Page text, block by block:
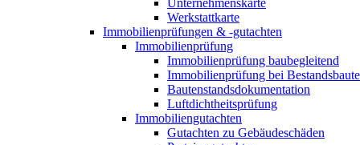
Werkstattkarte
Immobilienprüfungen & -gutachten
Immobilienprüfung
Immobilienprüfung baubegleitend
Immobilienprüfung bei
Bautenstandsdokumentation
Luftdichtheitsprüfung
Immobiliengutachten
Gutachten zu Gebäudeschäden